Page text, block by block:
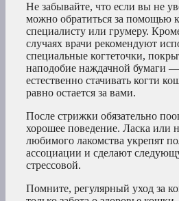
Не забывайте, что если вы не
можно обратиться за помощью
специалисту или грумеру.
случаях врачи рекомендуют
специальные когтеточки,
наподобие наждачной бумаги
естественно стачивать когти
равно остается за вами.
После стрижки обязательно
хорошее поведение. Ласка или
любимого лакомства укрепят
ассоциации и сделают
стрессовой.
Помните, регулярный уход за